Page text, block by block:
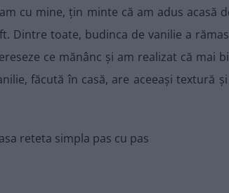
cu mine, țin minte că am adus acasă
Dintre toate, budinca de vanilie a
ce mănânc și am realizat că mai
făcută în casă, are aceeași textură